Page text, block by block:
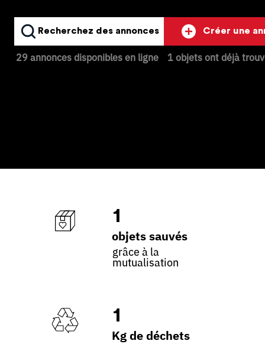
Recherchez des annonces
29 annonces disponibles en ligne
Créer une
1 objets ont déjà
1
objets sauvés
grâce à la
mutualisation
1
Kg de déchets